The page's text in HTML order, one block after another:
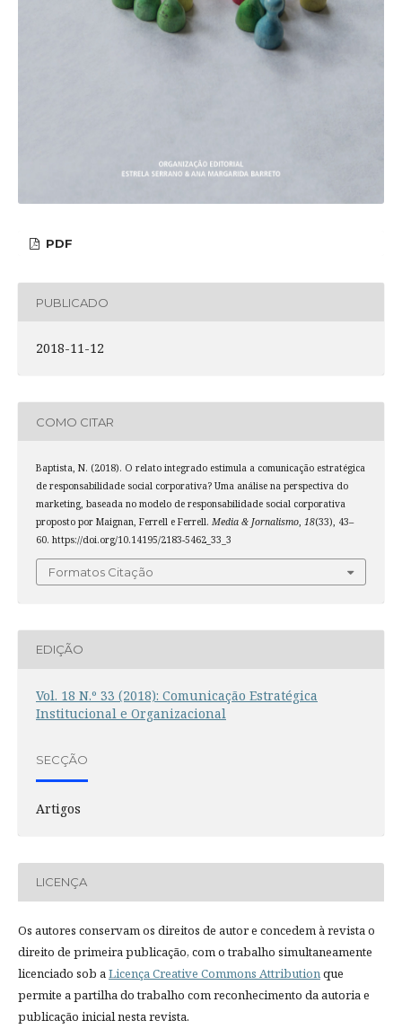
PDF
PUBLICADO
2018-11-12
COMO CITAR
Baptista, N. (2018). O relato integrado estimula a comunicação estratégica
de responsabilidade social corporativa? Uma análise na perspectiva do
marketing, baseada no modelo de responsabilidade social corporativa
proposto por Maignan, Ferrell e Ferrell. Media & Jornalismo, 18(33), 43–
60. https://doi.org/10.14195/2183-5462_33_3
Formatos Citação
EDIÇÃO
Vol. 18 N.º 33 (2018): Comunicação Estratégica
Institucional e Organizacional
SECÇÃO
Artigos
LICENÇA
Os autores conservam os direitos de autor e concedem à revista o
direito de primeira publicação, com o trabalho simultaneamente
licenciado sob aLicença Creative Commons Attributionque
permite a partilha do trabalho com reconhecimento da autoria e
publicação inicial nesta revista.